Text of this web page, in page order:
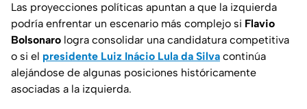
Las proyecciones políticas apuntan a que la izquierda
podría enfrentar un escenario más complejo si Flavio
Bolsonaro logra consolidar una candidatura competitiva
o si el presidente Luiz Inácio Lula da Silva continúa
alejándose de algunas posiciones históricamente
asociadas a la izquierda.